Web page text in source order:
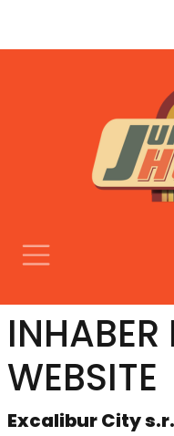
INHABER
WEBSITE
Excalibur City